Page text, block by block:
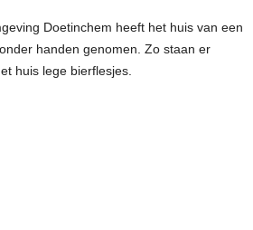
Doetinchem heeft het huis van een
handen genomen. Zo staan er
huis lege bierflesjes.